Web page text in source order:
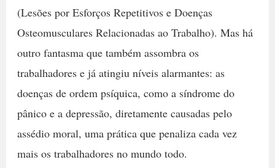
(Lesões por Esforços Repetitivos e Doenças
Osteomusculares Relacionadas ao Trabalho). Mas há
outro fantasma que também assombra os
trabalhadores e já atingiu níveis alarmantes: as
doenças de ordem psíquica, como a síndrome do
pânico e a depressão, diretamente causadas pelo
assédio moral, uma prática que penaliza cada vez
mais os trabalhadores no mundo todo.